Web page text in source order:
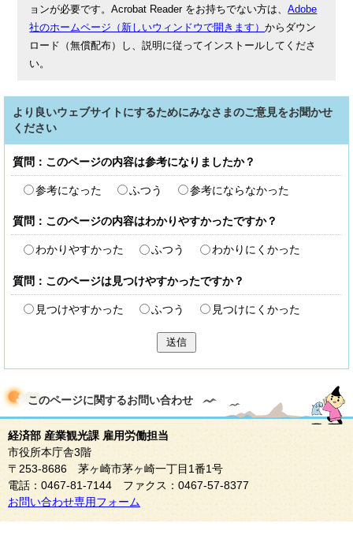
ョンが必要です。Acrobat Reader をお持ちでない方は、Adobe
社のホームページ（新しいウィンドウで開きます）からダウン
ロード（無償配布）し、説明に従ってインストールしてくださ
い。
より良いウェブサイトにするためにみなさまのご意見をお聞かせ
ください
質問：このページの内容は参考になりましたか？
参考になった ふつう 参考にならなかった
質問：このページの内容はわかりやすかったですか？
わかりやすかった ふつう わかりにくかった
質問：このページは見つけやすかったですか？
見つけやすかった ふつう 見つけにくかった
送信
このページに関するお問い合わせ
経済部 産業観光課 雇用労働担当
市役所本庁舎3階
〒253-8686 茅ヶ崎市茅ヶ崎一丁目1番1号
電話：0467-81-7144 ファクス：0467-57-8377
お問い合わせ専用フォーム